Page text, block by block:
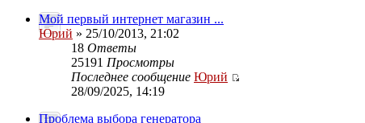
Мой первый интернет магазин ...
Юрий » 25/10/2013, 21:02
18 Ответы
25191 Просмотры
Последнее сообщение Юрий
28/09/2025, 14:19
Проблема выбора генератора